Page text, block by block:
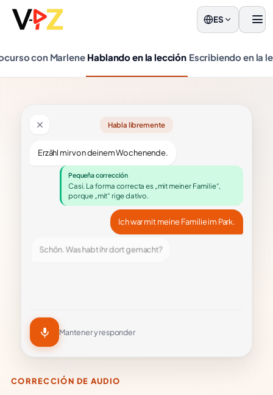
ES
con Marlene Hablando en la lección Escribiendo en la
CORRECCIÓN DE AUDIO
Habla libremente
Erzähl mir von deinem Wochenende.
Pequeña corrección
Casi. La forma correcta es „mit meiner Familie“,
porque „mit“ rige dativo.
Ich war mit meine Familie im Park.
Schön. Was habt ihr dort gemacht?
Mantener y responder